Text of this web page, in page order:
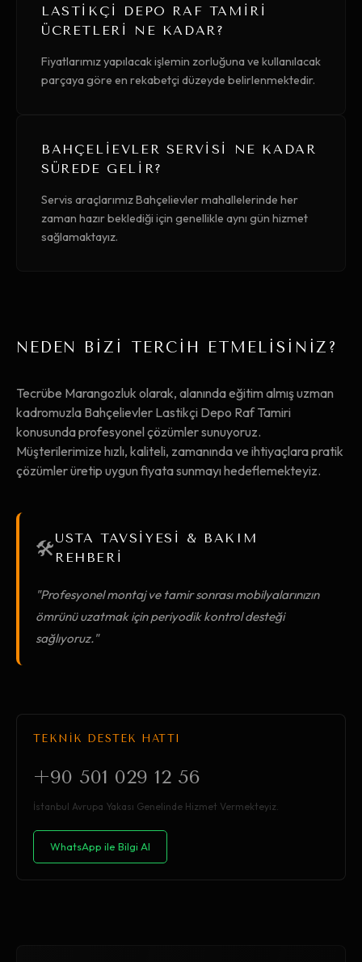
LASTIKÇI DEPO RAF TAMIRI
ÜCRETLERI NE KADAR?
Fiyatlarımız yapılacak işlemin zorluğuna ve kullanılacak
parçaya göre en rekabetçi düzeyde belirlenmektedir.
BAHÇELIEVLER SERVISI NE KADAR
SÜREDE GELIR?
Servis araçlarımız Bahçelievler mahallelerinde her
zaman hazır beklediği için genellikle aynı gün hizmet
sağlamaktayız.
NEDEN BİZİ TERCİH ETMELİSİNİZ?
Tecrübe Marangozluk olarak, alanında eğitim almış uzman
kadromuzla Bahçelievler Lastikçi Depo Raf Tamiri
konusunda profesyonel çözümler sunuyoruz.
Müşterilerimize hızlı, kaliteli, zamanında ve ihtiyaçlara pratik
çözümler üretip uygun fiyata sunmayı hedeflemekteyiz.
🛠️USTA TAVSİYESİ & BAKIM
REHBERİ
"Profesyonel montaj ve tamir sonrası mobilyalarınızın
ömrünü uzatmak için periyodik kontrol desteği
sağlıyoruz."
TEKNİK DESTEK HATTI
+90 501 029 12 56
İstanbul Avrupa Yakası Genelinde Hizmet Vermekteyiz.
WhatsApp ile Bilgi Al